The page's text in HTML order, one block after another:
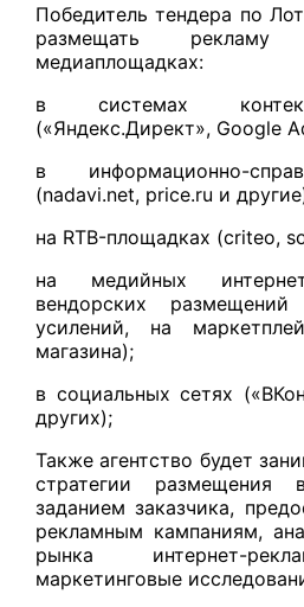
Победитель тендера по
размещать
медиаплощадках:
в системах
(«Яндекс.Директ», Google
в информационно-
(nadavi.net, price.ru и
на RTB-площадках (criteo,
на медийных
вендорских
усилений, на
магазина);
в социальных сетях
других);
Также агентство будет
стратегии размещения
заданием заказчика,
рекламным кампаниям,
рынка интернет-
маркетинговые